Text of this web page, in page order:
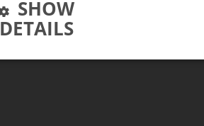
SHOW
DETAILS